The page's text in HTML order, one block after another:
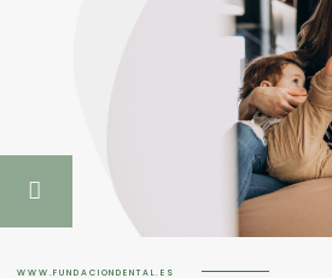
WWW.FUNDACIONDENTAL.ES